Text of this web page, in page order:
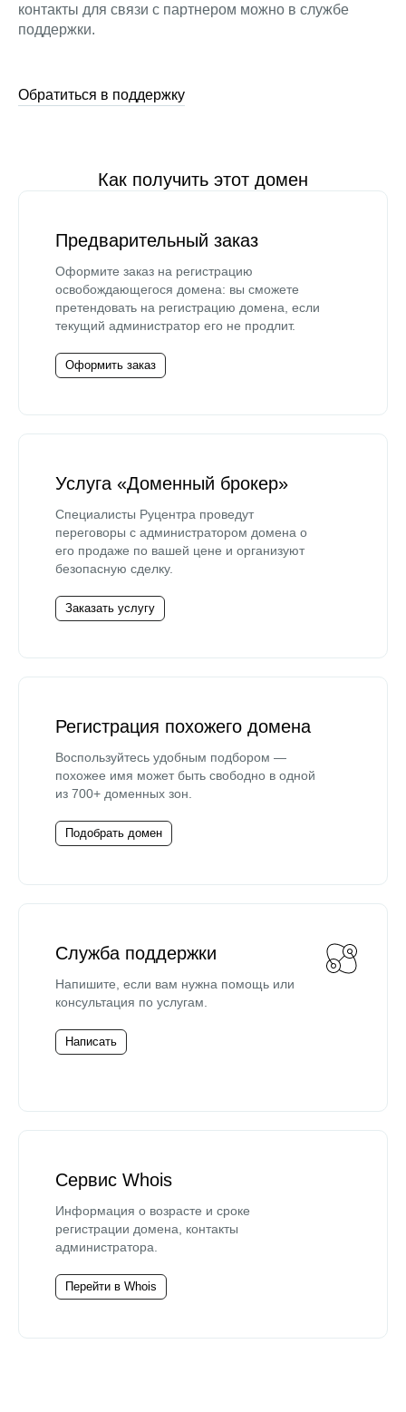
контакты для связи с партнером можно в службе
поддержки.
Обратиться в поддержку
Как получить этот домен
Предварительный заказ
Оформите заказ на регистрацию
освобождающегося домена: вы сможете
претендовать на регистрацию домена, если
текущий администратор его не продлит.
Оформить заказ
Услуга «Доменный брокер»
Специалисты Руцентра проведут
переговоры с администратором домена о
его продаже по вашей цене и организуют
безопасную сделку.
Заказать услугу
Регистрация похожего домена
Воспользуйтесь удобным подбором —
похожее имя может быть свободно в одной
из 700+ доменных зон.
Подобрать домен
Служба поддержки
Напишите, если вам нужна помощь или
консультация по услугам.
Написать
Сервис Whois
Информация о возрасте и сроке
регистрации домена, контакты
администратора.
Перейти в Whois